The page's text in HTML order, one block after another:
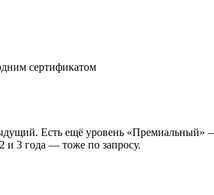
сертификатом
Есть ещё уровень
и 3 года — тоже по запросу.